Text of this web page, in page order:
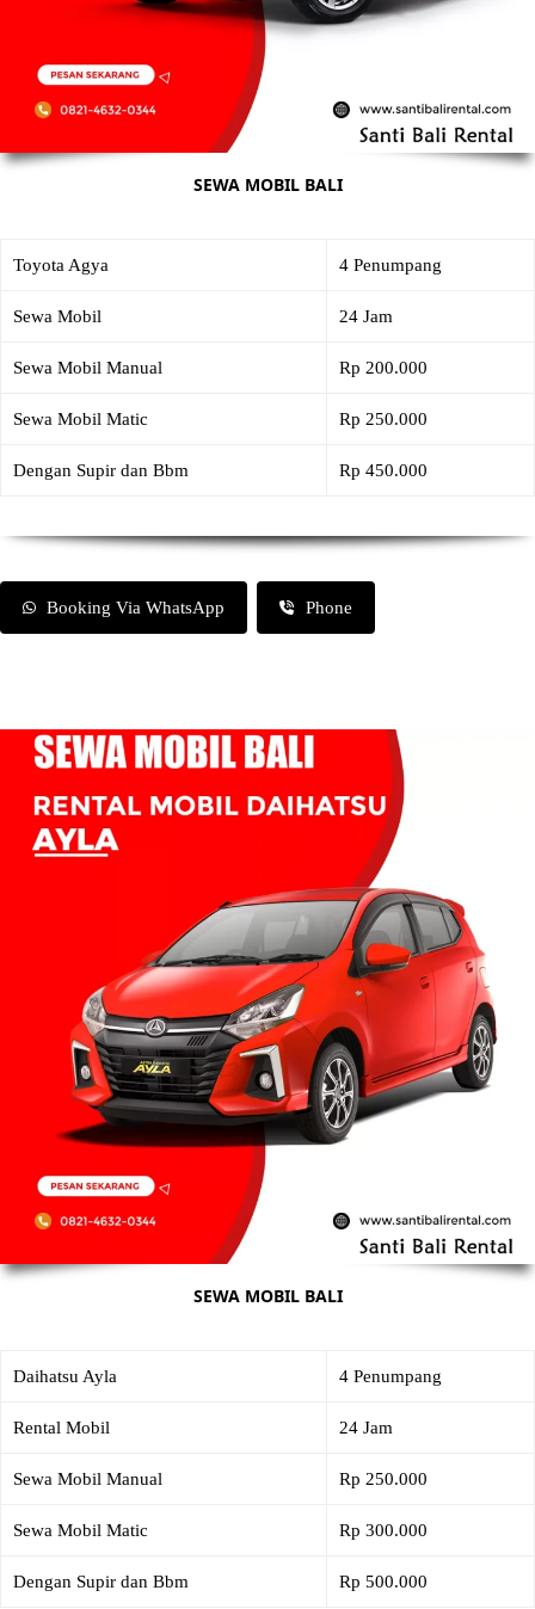
SEWA MOBIL BALI
Toyota Agya 4 Penumpang
Sewa Mobil 24 Jam
Sewa Mobil Manual Rp 200.000
Sewa Mobil Matic Rp 250.000
Dengan Supir dan Bbm Rp 450.000
Booking Via WhatsApp Phone
SEWA MOBIL BALI
Daihatsu Ayla 4 Penumpang
Rental Mobil 24 Jam
Sewa Mobil Manual Rp 250.000
Sewa Mobil Matic Rp 300.000
Dengan Supir dan Bbm Rp 500.000